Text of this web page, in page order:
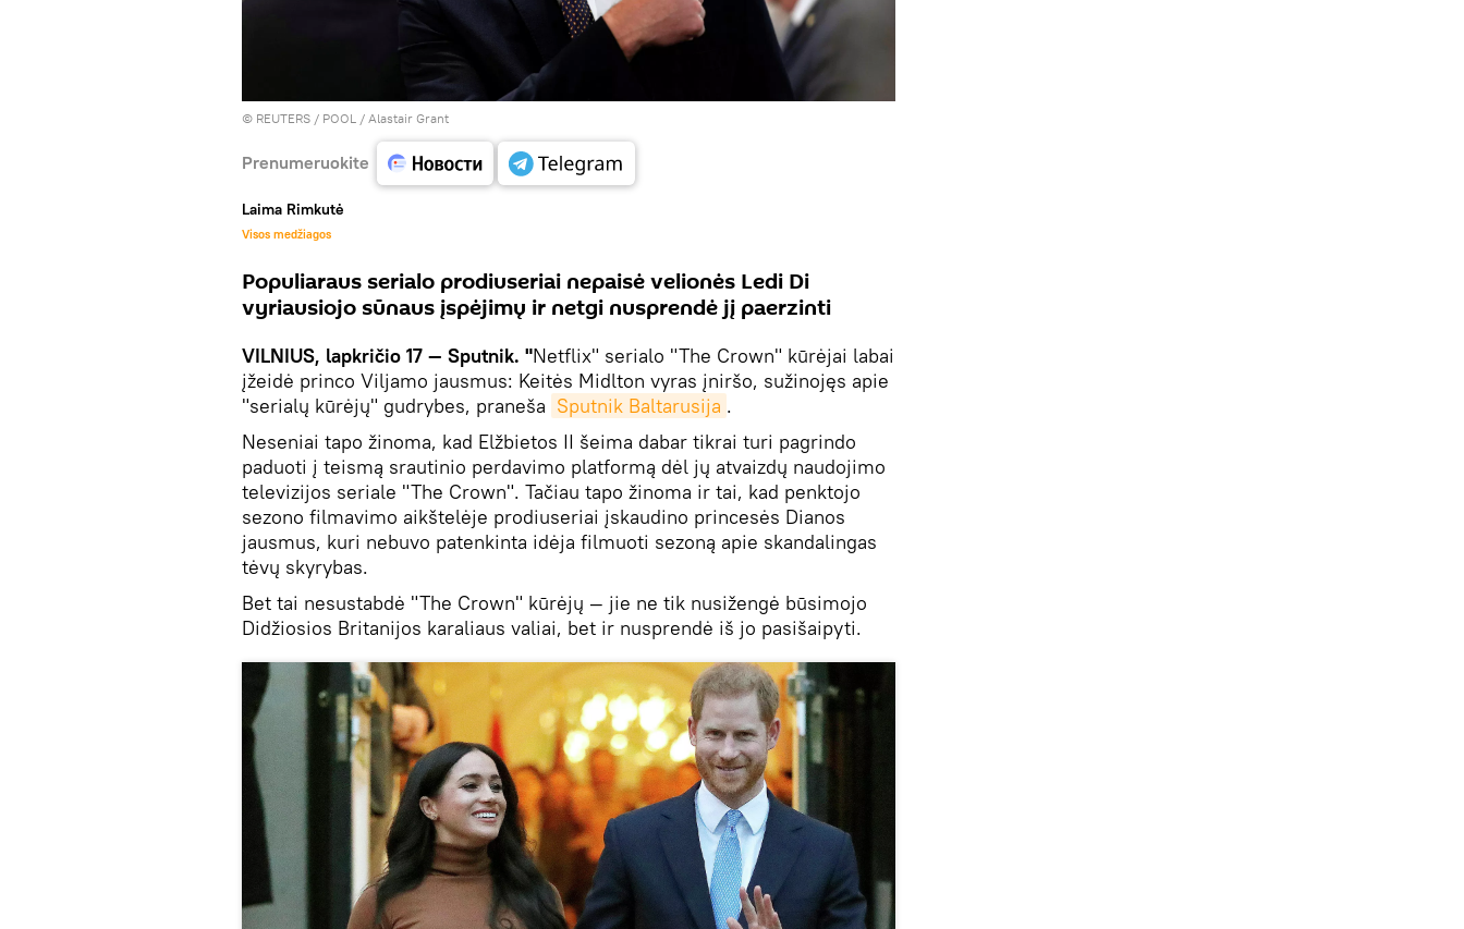
© REUTERS / POOL / Alastair Grant
Prenumeruokite
Laima Rimkutė
Visos medžiagos
Populiaraus serialo prodiuseriai nepaisė velionės Ledi Di
vyriausiojo sūnaus įspėjimų ir netgi nusprendė jį paerzinti
VILNIUS, lapkričio 17 — Sputnik. "Netflix" serialo "The Crown" kūrėjai labai
įžeidė princo Viljamo jausmus: Keitės Midlton vyras įniršo, sužinojęs apie
"serialų kūrėjų" gudrybes, praneša Sputnik Baltarusija .
Neseniai tapo žinoma, kad Elžbietos II šeima dabar tikrai turi pagrindo
paduoti į teismą srautinio perdavimo platformą dėl jų atvaizdų naudojimo
televizijos seriale "The Crown". Tačiau tapo žinoma ir tai, kad penktojo
sezono filmavimo aikštelėje prodiuseriai įskaudino princesės Dianos
jausmus, kuri nebuvo patenkinta idėja filmuoti sezoną apie skandalingas
tėvų skyrybas.
Bet tai nesustabdė "The Crown" kūrėjų — jie ne tik nusižengė būsimojo
Didžiosios Britanijos karaliaus valiai, bet ir nusprendė iš jo pasišaipyti.